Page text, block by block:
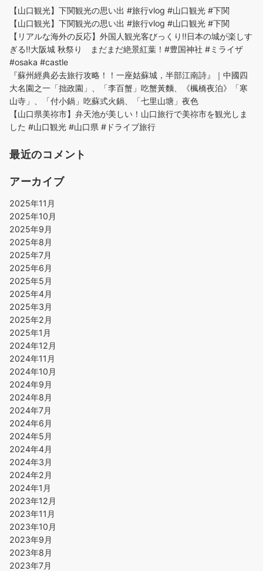
【山口観光】下関観光の思い出 #旅行vlog #山口観光 #下関
【山口観光】下関観光の思い出 #旅行vlog #山口観光 #下関
【リアルな海外の反応】外国人観光客びっくり!!日本の城が楽しす
ぎる!!大阪城 秋祭り まだまだ絶景紅葉！#豊国神社 #ミライザ
#osaka #castle
『蘇州經典必去旅行攻略！！一座姑蘇城，半部江南詩』｜中國四
大名園之一「拙政園」、「李百蟹」吃蟹黃麵、《楓橋夜泊》「寒
山寺」、「付小鍋」吃蘇式火鍋、「七里山塘」夜色
【山口県美祢市】弁天池が美しい！山口旅行で美祢市を観光しま
した #山口観光 #山口県 #ドライブ旅行
最近のコメント
アーカイブ
2025年11月
2025年10月
2025年9月
2025年8月
2025年7月
2025年6月
2025年5月
2025年4月
2025年3月
2025年2月
2025年1月
2024年12月
2024年11月
2024年10月
2024年9月
2024年8月
2024年7月
2024年6月
2024年5月
2024年4月
2024年3月
2024年2月
2024年1月
2023年12月
2023年11月
2023年10月
2023年9月
2023年8月
2023年7月